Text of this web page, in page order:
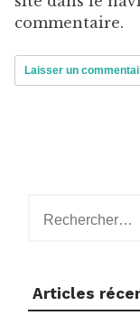
commentaire.
Articles